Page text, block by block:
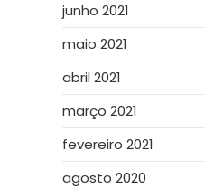
junho 2021
maio 2021
abril 2021
março 2021
fevereiro 2021
agosto 2020